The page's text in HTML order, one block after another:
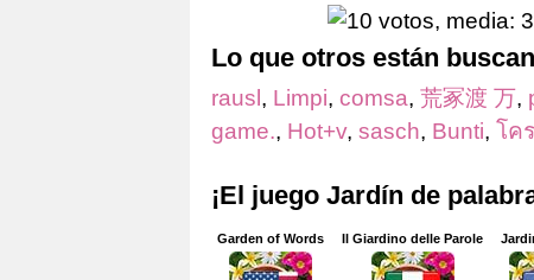
Lo que otros están
rausl, Limpi, comsa, 荒冢渡 万,
game., Hot+v, sasch, Bunti, โค
¡El juego Jardín de
Garden of Words Il Giardino delle Parole